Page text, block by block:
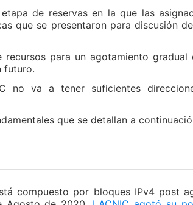
de reservas en la que las
que se presentaron para discusión
para un agotamiento
futuro.
no va a tener suficientes
que se detallan a
compuesto por bloques IPv4 post